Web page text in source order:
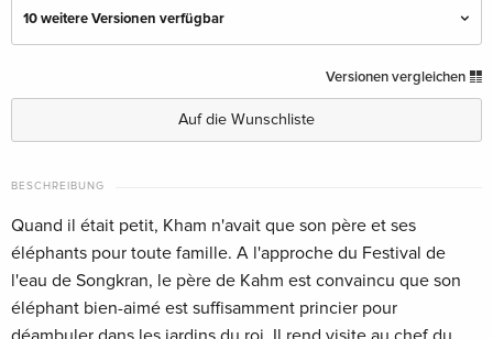
10 weitere Versionen verfügbar
EUR 23,49
Deutsch
Cover A, Year of the Dragon Edition, Limited
Edition, Mediabook, Blu-ray + 2 DVDs
Deutsch
EUR 67,49
Versionen vergleichen
Auf die Wunschliste
BESCHREIBUNG
Quand il était petit, Kham n'avait que son père et ses
éléphants pour toute famille. A l'approche du Festival de
l'eau de Songkran, le père de Kahm est convaincu que son
éléphant bien-aimé est suffisamment princier pour